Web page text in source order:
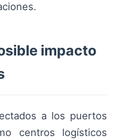
impacto
a los puertos
centros logísticos